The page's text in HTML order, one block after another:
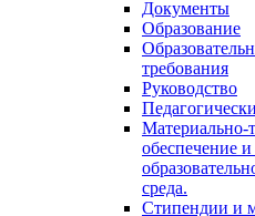
Документы
Образование
требования
Руководство
Материально-
обеспечение
среда.
Стипендии и